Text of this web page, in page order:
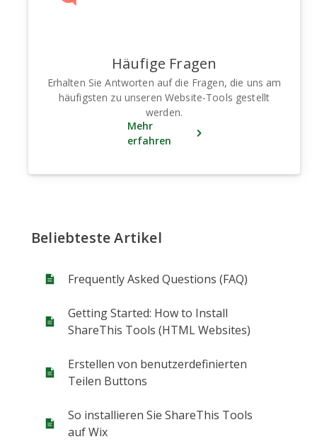
Häufige Fragen
Erhalten Sie Antworten auf die Fragen, die uns am
häufigsten zu unseren Website-Tools gestellt
werden.
Mehr
erfahren
Beliebteste Artikel
Frequently Asked Questions (FAQ)
Getting Started: How to Install
ShareThis Tools (HTML Websites)
Erstellen von benutzerdefinierten
Teilen Buttons
So installieren Sie ShareThis Tools
auf Wix